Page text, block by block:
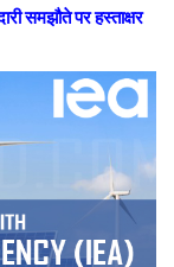
समझौते पर हस्ताक्षर